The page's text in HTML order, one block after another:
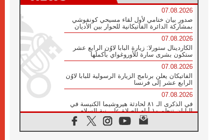
07.08.2026
صدور بيان ختامي لأول لقاء مسيحي كونفوشي
بمشاركة الدائرة الفاتيكانية للحوار بين الأديان
07.08.2026
الكاردينال ستورلا: زيارة البابا لاوُن الرابع عشر
ستكون بشرى سارة للأوروغواي بأكملها
07.08.2026
الفاتيكان يعلن برنامج الزيارة الرسولية للبابا لاوُن
الرابع عشر إلى فرنسا
07.08.2026
في الذكرى الـ ٨١ لحادثة هيروشيما الكنيسة في
اليابان تنظم ١٠ أيام للصلاة على نية السلام
الكنيسة في الأوروغواي: زيارة البابا ستعزز